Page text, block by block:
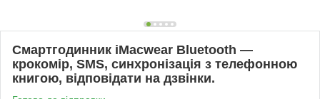
Смартгодинник iMacwear Bluetooth —
крокомір, SMS, синхронізація з телефонною
книгою, відповідати на дзвінки.